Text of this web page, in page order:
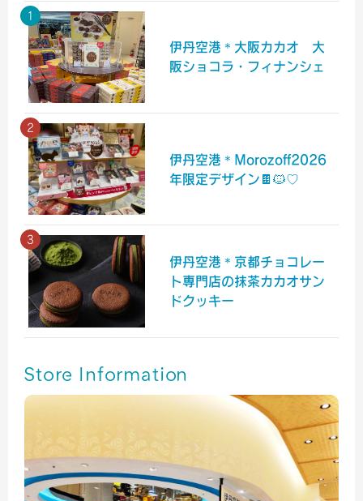
伊丹空港＊大阪カカオ 大
阪ショコラ・フィナンシェ
伊丹空港＊Morozoff2026
年限定デザイン🍫🐱♡
伊丹空港＊京都チョコレー
ト専門店の抹茶カカオサン
ドクッキー
Store Information